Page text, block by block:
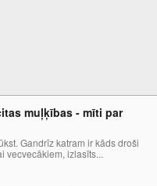
muļķības - mīti par
Gandrīz katram ir kāds droši
vecvecākiem, izlasīts...